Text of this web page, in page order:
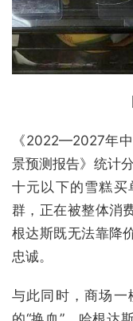
《2022—2027年
景预测报告》统计
十元以下的雪糕买
群，正在被整体消
根达斯既无法靠降
忠诚。
与此同时，商场一